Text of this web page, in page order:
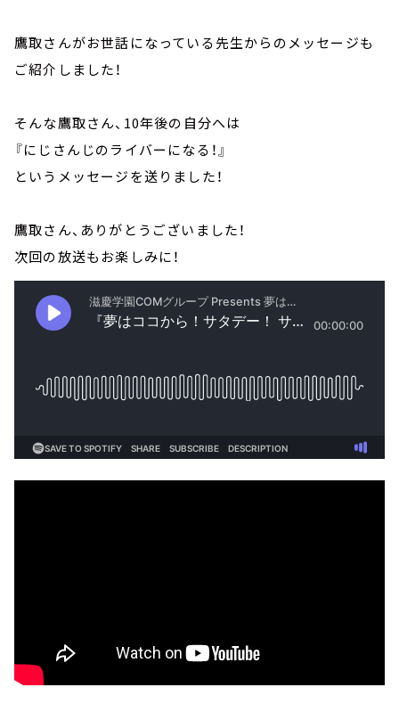
鷹取さんがお世話になっている先生からのメッセージも
ご紹介しました！
そんな鷹取さん、10年後の自分へは
『にじさんじのライバーになる！』
というメッセージを送りました！
鷹取さん、ありがとうございました！
次回の放送もお楽しみに！